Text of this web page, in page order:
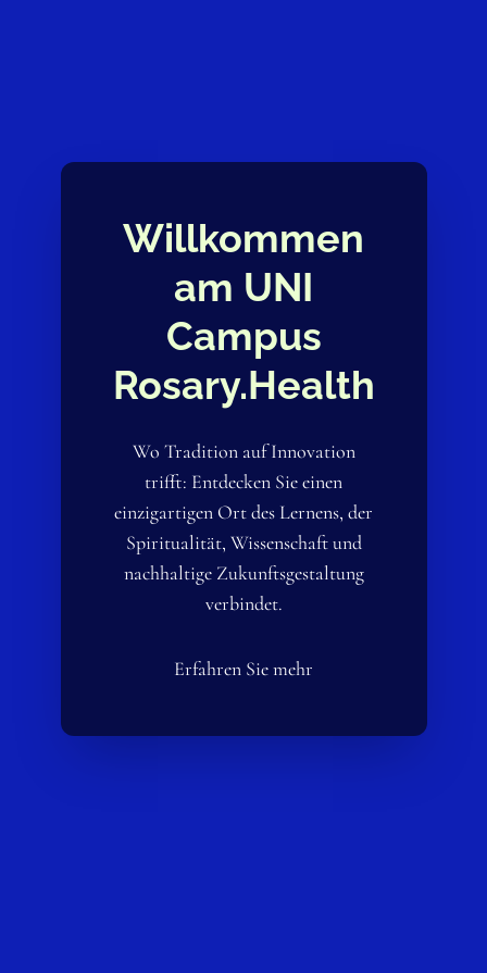
Willkommen
am UNI
Campus
Rosary.Health
Wo Tradition auf Innovation
trifft: Entdecken Sie einen
einzigartigen Ort des Lernens, der
Spiritualität, Wissenschaft und
nachhaltige Zukunftsgestaltung
verbindet.
Erfahren Sie mehr